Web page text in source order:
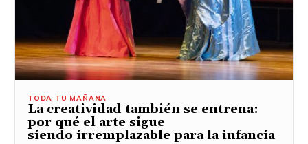
TODA TU MAÑANA
La creatividad también se entrena:
por qué el arte sigue
siendo irremplazable para la infancia